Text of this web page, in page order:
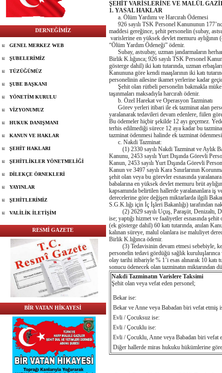
DERNEĞİMİZ
GENEL MERKEZ WEB
ŞUBELERİMİZ
TÜZÜĞÜMÜZ
ŞUBE BAŞKANI
YÖNETİM KURULU
VİZYONUMUZ
HUKUK DANIŞMANI
KANUN VE HAKLAR
ŞEHİT HAKLARI
ŞEHİTLİKLER YÖNETMELİĞİ
DİLEKÇE ÖRNEKLERİ
YAYINLAR
ŞEHİTLERİMİZ
VALİLİK İLETİŞİM
RESMİ GAZETE
BİR VATAN HİKAYESİ
ŞEHİT VARİSLERİNE VE MALÛL
1. YASAL HAKLAR
a. Ölüm Yardımı ve Harcırah Ödemesi
926 sayılı TSK Personel Kanununun
maddesi gereğince, şehit personelin (subay,
varislerine en yüksek devlet memuru
“Ölüm Yardım Ödeneği” ödenir.
Subay, astsubay, uzman jandarmaların
Birlik K.lığınca; 926 sayılı TSK Personel
gösterge dahil) iki katı tutarında, uzman
Kanununa göre kendi maaşlarının iki katı
personelinin ailesine ikamet yerlerine kadar
Şehit olan rütbeli personelin bakmakla
taşınmaları maksadıyla harcırah ödenir.
b. Özel Harekat ve Operasyon Tazminatı
Görev yerleri itibari ile ek tazminat alan
yaralanarak tedavileri devam edenlere, fiilen
Bu ödemeler hiçbir şekilde 12 ayı geçemez.
terhis edilmediği sürece 12 aya kadar bu
tazminat ödenmesi halinde ek tazminat
c. Nakdi Tazminat:
(1) 2330 sayılı Nakdi Tazminat ve Aylık
Kanunu, 2453 sayılı Yurt Dışında Görevli
Kanun, 2453 sayılı Yurt Dışında Görevli
Kanun ve 3497 sayılı Kara Sınırlarının
şehit olan veya bu görevler esnasında
babalarına en yüksek devlet memuru brüt
kapsamında belirtilen hallerde yaralananlara iş
derecelerine göre değişen miktarlarda ilgili
S.G.K.lığı için İç İşleri Bakanlığı) tarafından
(2) 2629 sayılı Uçuş, Paraşüt, Denizaltı,
ise; yaptığı hizmet ve faaliyetler esnasında
(ek gösterge dahil) 60 katı tutarında, anılan
kalınan süreye, malul olanlara ise maluliyet
Birlik K.lığınca ödenir.
(3) Tedavisinin devam etmesi sebebiyle,
personelin tedavi gördüğü sağlık
olay tarihi itibariyle % 1’i esas alınarak 10 katı
sonucu ödenecek olan tazminatın miktarından
Nakdi Tazminatın Varislere Taksimi
Şehit olan veya vefat eden personel;
Bekar ise:
Bekar ve Anne veya Babadan biri vefat etmiş
Evli / Çocuksuz ise:
Evli / Çocuklu ise:
Evli / Çocuklu, Anne veya Babadan biri vefat
Diğer hallerde miras hukuku hükümlerine